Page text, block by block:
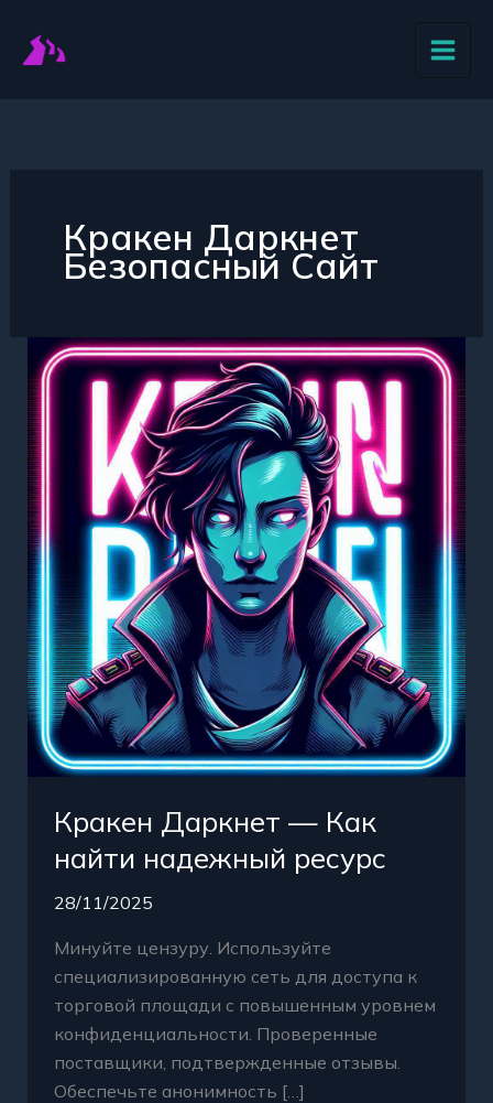
содержимому
Кракен Даркнет
Безопасный Сайт
Кракен Даркнет — Как
найти надежный ресурс
28/11/2025
Минуйте цензуру. Используйте
специализированную сеть для доступа к
торговой площади с повышенным уровнем
конфиденциальности. Проверенные
поставщики, подтвержденные отзывы.
Обеспечьте анонимность […]
Кракен
Даркнет
надежный
ресурс